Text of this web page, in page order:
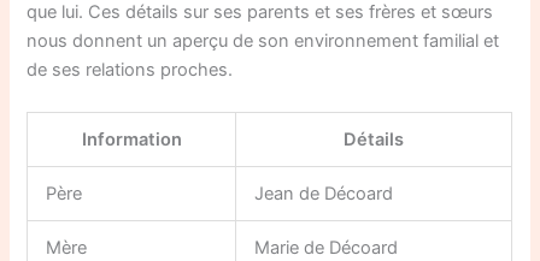
que lui. Ces détails sur ses parents et ses frères et sœurs
nous donnent un aperçu de son environnement familial et
de ses relations proches.
Information Détails
Père Jean de Décoard
Mère Marie de Décoard